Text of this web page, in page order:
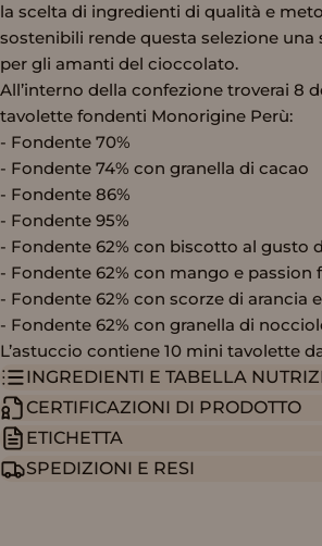
la scelta di ingredienti di qualità e
sostenibili rende questa selezione una
per gli amanti del cioccolato.
All’interno della confezione troverai 8
tavolette fondenti Monorigine Perù:
- Fondente 70%
- Fondente 74% con granella di cacao
- Fondente 86%
- Fondente 95%
- Fondente 62% con biscotto al gusto
- Fondente 62% con mango e passion
- Fondente 62% con scorze di arancia
- Fondente 62% con granella di
L’astuccio contiene 10 mini tavolette
INGREDIENTI E TABELLA
CERTIFICAZIONI DI PRODOTTO
ETICHETTA
SPEDIZIONI E RESI